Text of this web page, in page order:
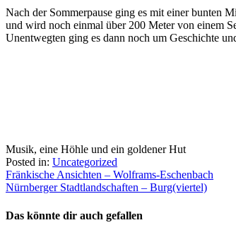
Nach der Sommerpause ging es mit einer bunten
und wird noch einmal über 200 Meter von einem
Unentwegten ging es dann noch um Geschichte
Musik, eine Höhle und ein goldener Hut
Posted in: Uncategorized
Beitragsnavigation
Fränkische Ansichten – Wolframs-Eschenbach
Nürnberger Stadtlandschaften – Burg(viertel)
Das könnte dir auch gefallen